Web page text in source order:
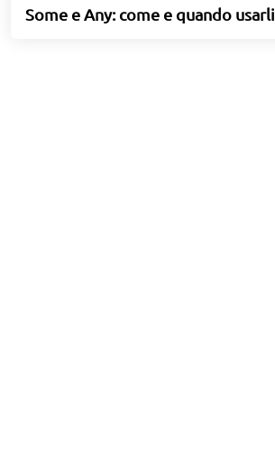
Some e Any: come e quando usarli